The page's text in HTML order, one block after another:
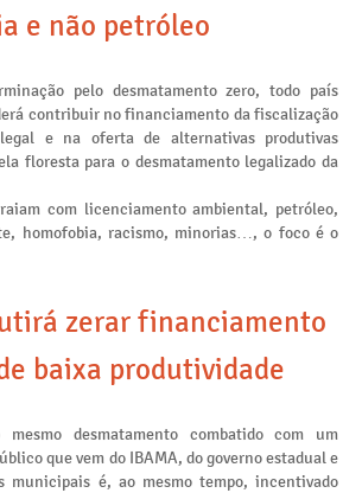
e não petróleo
pelo desmatamento zero, todo país
contribuir no financiamento da fiscalização
e na oferta de alternativas produtivas
floresta para o desmatamento legalizado da
com licenciamento ambiental, petróleo,
homofobia, racismo, minorias…, o foco é o
zerar financiamento
baixa produtividade
desmatamento combatido com um
que vem do IBAMA, do governo estadual e
municipais é, ao mesmo tempo, incentivado